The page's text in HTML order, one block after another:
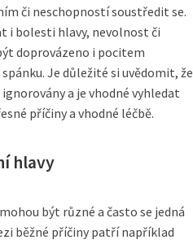
či neschopností soustředit se.
i bolesti hlavy, nevolnost či
doprovázeno i pocitem
Je důležité si uvědomit, že
a je vhodné vyhledat
příčiny a vhodné léčbě.
hlavy
být různé a často se jedná
běžné příčiny patří například